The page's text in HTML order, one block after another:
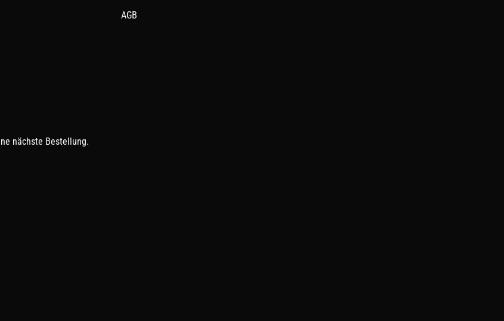
AGB
nächste Bestellung.